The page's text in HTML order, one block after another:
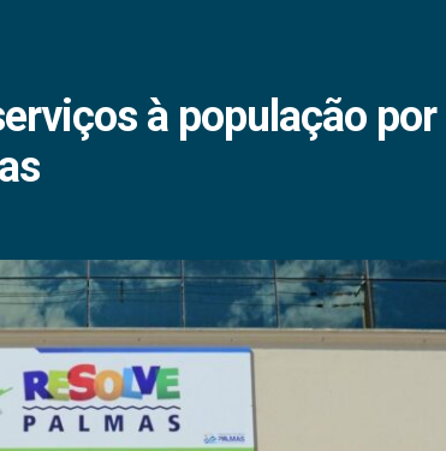
à população por